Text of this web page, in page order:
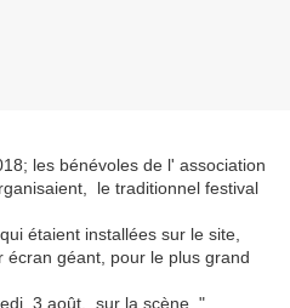
les bénévoles de l' association
le traditionnel festival
étaient installées sur le site,
écran géant, pour le plus grand
3 août, sur la scène "